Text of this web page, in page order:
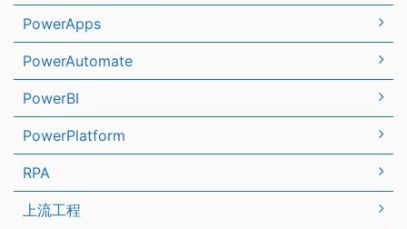
PowerApps
PowerAutomate
PowerBI
PowerPlatform
RPA
上流工程